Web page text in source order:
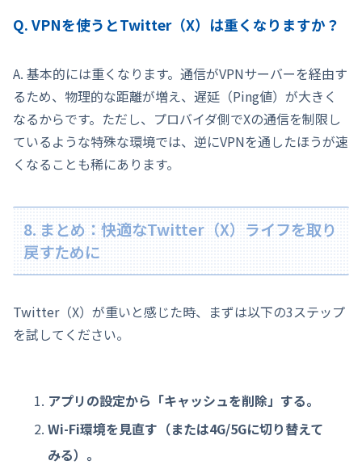
Q. VPNを使うとTwitter（X）は重くなりますか？
A. 基本的には重くなります。通信がVPNサーバーを経由す
るため、物理的な距離が増え、遅延（Ping値）が大きく
なるからです。ただし、プロバイダ側でXの通信を制限し
ているような特殊な環境では、逆にVPNを通したほうが速
くなることも稀にあります。
8. まとめ：快適なTwitter（X）ライフを取り
戻すために
Twitter（X）が重いと感じた時、まずは以下の3ステップ
を試してください。
アプリの設定から「キャッシュを削除」する。
Wi-Fi環境を見直す（または4G/5Gに切り替えて
みる）。